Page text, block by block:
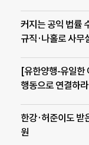
커지는 공익 법률
규직·나홀로 사무
[유한양행-유일한
행동으로 연결하
한강·허준이도 받
원